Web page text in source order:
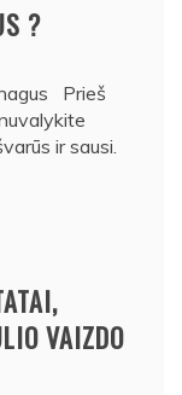
?
Prieš
ir sausi.
VAIZDO